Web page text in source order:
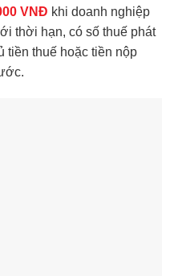
VNĐ khi doanh nghiệp
thời hạn, có số thuế phát
tiền thuế hoặc tiền nộp